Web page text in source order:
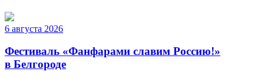
6 августа 2026
Фестиваль «Фанфарами славим Россию!»
в Белгороде